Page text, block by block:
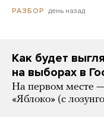
РАЗБОР день назад
Как будет
на выборах в
На первом месте —
«Яблоко» (с